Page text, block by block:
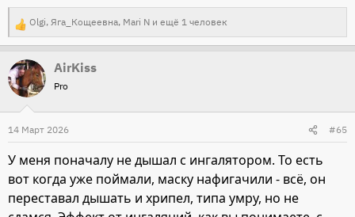
Р
е
а
к
и
и
:
Olgi, Яга_Кощеевна, Mari N и ещё 1 человек
AirKiss
Pro
14 Март 2026 #65
У меня поначалу не дышал с ингалятором. То есть
вот когда уже поймали, маску нафигачили - всё, он
переставал дышать и хрипел, типа умру, но не